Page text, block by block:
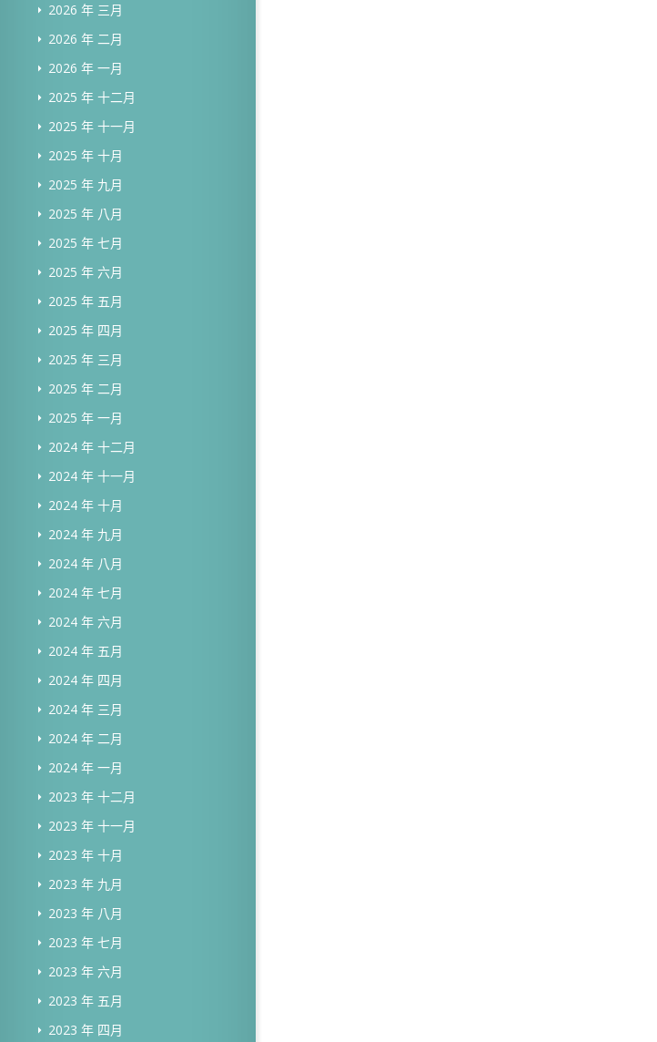
2026 年 三月
2026 年 二月
2026 年 一月
2025 年 十二月
2025 年 十一月
2025 年 十月
2025 年 九月
2025 年 八月
2025 年 七月
2025 年 六月
2025 年 五月
2025 年 四月
2025 年 三月
2025 年 二月
2025 年 一月
2024 年 十二月
2024 年 十一月
2024 年 十月
2024 年 九月
2024 年 八月
2024 年 七月
2024 年 六月
2024 年 五月
2024 年 四月
2024 年 三月
2024 年 二月
2024 年 一月
2023 年 十二月
2023 年 十一月
2023 年 十月
2023 年 九月
2023 年 八月
2023 年 七月
2023 年 六月
2023 年 五月
2023 年 四月